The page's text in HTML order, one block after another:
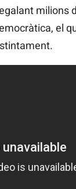
milions
el